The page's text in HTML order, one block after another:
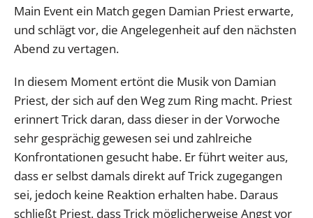
Main Event ein Match gegen Damian Priest erwarte,
und schlägt vor, die Angelegenheit auf den nächsten
Abend zu vertagen.
In diesem Moment ertönt die Musik von Damian
Priest, der sich auf den Weg zum Ring macht. Priest
erinnert Trick daran, dass dieser in der Vorwoche
sehr gesprächig gewesen sei und zahlreiche
Konfrontationen gesucht habe. Er führt weiter aus,
dass er selbst damals direkt auf Trick zugegangen
sei, jedoch keine Reaktion erhalten habe. Daraus
schließt Priest, dass Trick möglicherweise Angst vor